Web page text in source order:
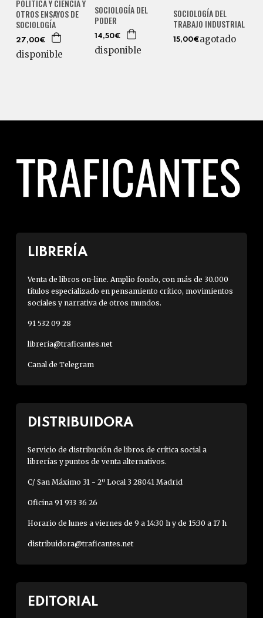
POLÍTICA Y CIENCIA Y
OTROS ENSAYOS DE
SOCIOLOGÍA
27,00€
disponible
SOCIOLOGÍA DEL
PODER
14,50€
disponible
SOCIOLOGÍA DEL
TRABAJO INDUSTRIAL
15,00€agotado
LIBRERÍA
Venta de libros on-line. Amplio fondo, con más de 30.000
títulos especializado en pensamiento crítico, movimientos
sociales y narrativa de otros mundos.
91 532 09 28
libreria@traficantes.net
Canal de Telegram
DISTRIBUIDORA
Servicio de distribución de libros de crítica social a
librerías y puntos de venta alternativos.
C/ San Máximo 31 - 2º Local 3 28041 Madrid
Oficina 91 933 36 26
Horario de lunes a viernes de 9 a 14:30 h y de 15:30 a 17 h
distribuidora@traficantes.net
EDITORIAL